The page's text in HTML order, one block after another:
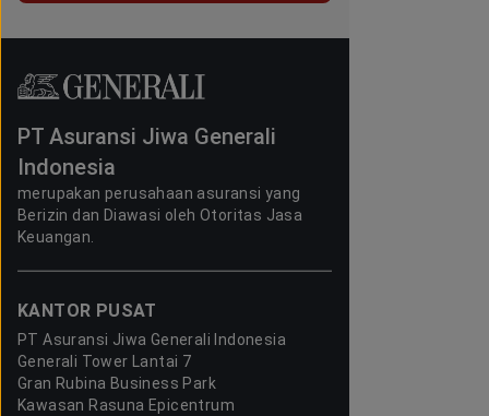
PT Asuransi Jiwa Generali
Indonesia
merupakan perusahaan asuransi yang
Berizin dan Diawasi oleh Otoritas Jasa
Keuangan.
KANTOR PUSAT
PT Asuransi Jiwa Generali Indonesia
Generali Tower Lantai 7
Gran Rubina Business Park
Kawasan Rasuna Epicentrum